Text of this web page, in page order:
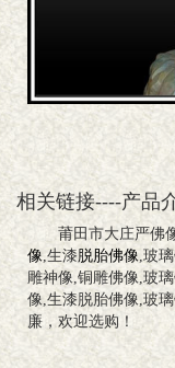
相关链接----产品
莆田市大庄严佛
像,生漆脱胎佛像,玻
雕神像,铜雕佛像,玻
像,生漆脱胎佛像,玻
廉，欢迎选购！